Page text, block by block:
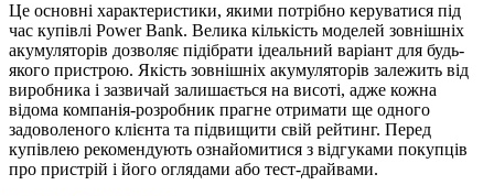
Це основні характеристики, якими потрібно керуватися під
час купівлі Power Bank. Велика кількість моделей зовнішніх
акумуляторів дозволяє підібрати ідеальний варіант для будь-
якого пристрою. Якість зовнішніх акумуляторів залежить від
виробника і зазвичай залишається на висоті, адже кожна
відома компанія-розробник прагне отримати ще одного
задоволеного клієнта та підвищити свій рейтинг. Перед
купівлею рекомендують ознайомитися з відгуками покупців
про пристрій і його оглядами або тест-драйвами.